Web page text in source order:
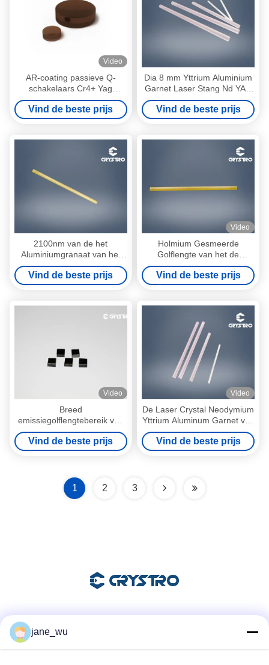
Video
AR-coating passieve Q-
schakelaars Cr4+ Yag
laserstaaf voor
schoonheidslasermachine
Vind de beste prijs
Dia 8 mm Yttrium Aluminium
Garnet Laser Stang Nd YAG
Single Crystal
Vind de beste prijs
2100nm van de het
Aluminiumgranaat van het
golflengteholmium
Gesmeerde Yttrium Laser
Crystal Rod van Ho YAG
Vind de beste prijs
Video
Holmium Gesmeerde
Golflengte van het de
Laserkristal 2100nm van
Garnet Ho YAG van het
Yttriumaluminium
Vind de beste prijs
Video
Breed
emissiegolflengtebereik van
1350 nm tot 1600 nm in Cr4
YAG-laserkristalstaaf voor
verschillende toepassingen
Vind de beste prijs
Video
De Laser Crystal Neodymium
Yttrium Aluminum Garnet van
hoge Machtsnd YAG
Vind de beste prijs
1 2 3
jane_wu